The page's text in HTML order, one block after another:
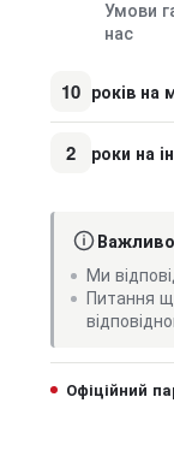
Умови
нас
10 років на
2 роки на
Важливо
Ми
Питання
Офіційний